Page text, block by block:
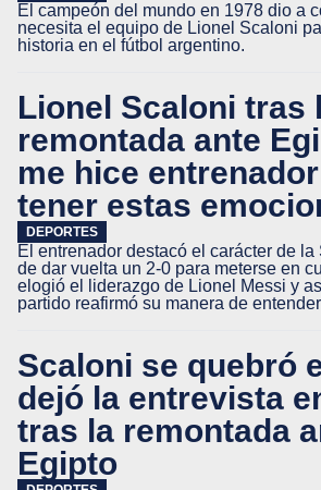
El campeón del mundo en 1978 dio a
necesita el equipo de Lionel Scaloni
historia en el fútbol argentino.
Lionel Scaloni tras
remontada ante
me hice
tener estas
DEPORTES
El entrenador destacó el carácter de
de dar vuelta un 2-0 para meterse en
elogió el liderazgo de Lionel Messi y
partido reafirmó su manera de
Scaloni se quebró
dejó la entrevista
tras la remontada
Egipto